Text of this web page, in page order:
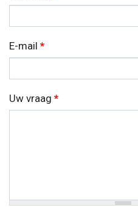
E-mail *
Uw vraag *